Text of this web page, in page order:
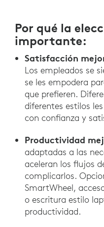
Por qué la
importante:
Satisfacción
Los empleados se
se les empodera
que prefieren.
diferentes estilos
con confianza y
Productividad
adaptadas a las
aceleran los flujos
complicarlos.
SmartWheel,
o escritura estilo
productividad.